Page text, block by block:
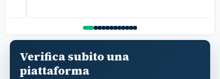
Verifica subito una
piattaforma